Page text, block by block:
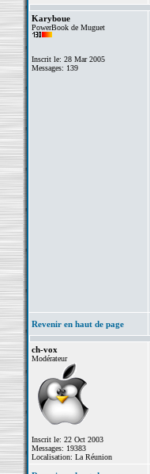
Karyboue
PowerBook de Muguet
Inscrit le: 28 Mar 2005
Messages: 139
Revenir en haut de page
ch-vox
Modérateur
Inscrit le: 22 Oct 2003
Messages: 19383
Localisation: La Réunion